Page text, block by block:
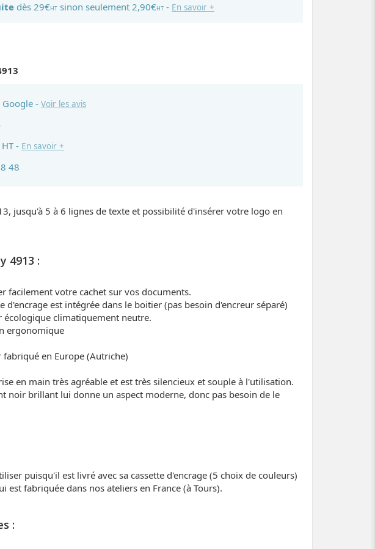
dès 29€HTsinon seulement 2,90€HT- En savoir +
- Voir les avis
- En savoir +
48
jusqu'à 5 à 6 lignes de texte et possibilité d'insérer votre logo en
4913 :
facilement votre cachet sur vos documents.
d'encrage est intégrée dans le boitier (pas besoin d'encreur séparé)
écologique climatiquement neutre.
ergonomique
en Europe (Autriche)
en main très agréable et est très silencieux et souple à l'utilisation.
noir brillant lui donne un aspect moderne, donc pas besoin de le
puisqu'il est livré avec sa cassette d'encrage (5 choix de couleurs)
est fabriquée dans nos ateliers en France (à Tours).
: